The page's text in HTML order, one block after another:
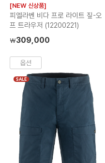
[NEW 신상품]
피엘라벤 비다 프로 라이트 짚-오
프 트라우저 (12200221)
₩309,000
옵션
SALE